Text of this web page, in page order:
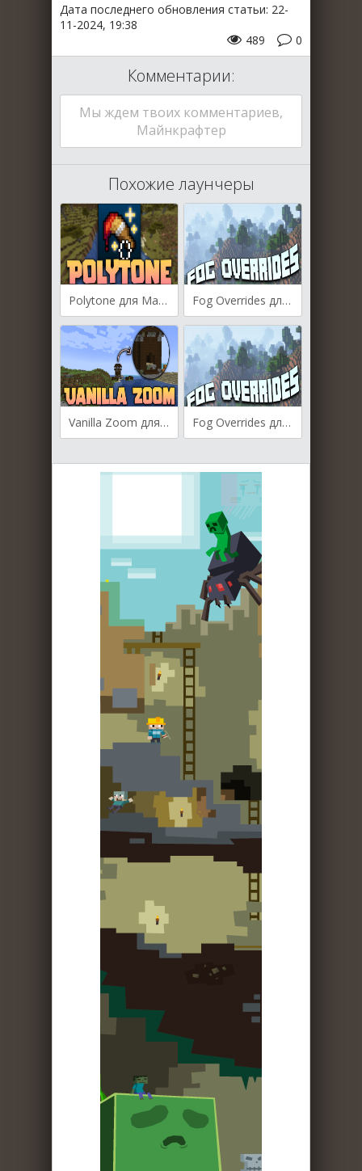
Дата последнего обновления статьи: 22-
11-2024, 19:38
0
489
Комментарии:
Мы ждем твоих комментариев,
Майнкрафтер
Похожие лаунчеры
Polytone для Майнкрафт [1.21.1, 1.21, 1.20.6] Fog Overrides для Майнкрафт 1.21
Vanilla Zoom для Майнкрафт [1.20.4, 1.20.2, 1.20.1] Fog Overrides для Майнкрафт [1.20.1, 1.19.4, 1.19.2]